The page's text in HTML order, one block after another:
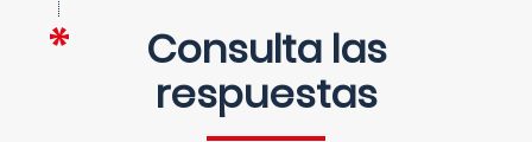
Consulta las
respuestas